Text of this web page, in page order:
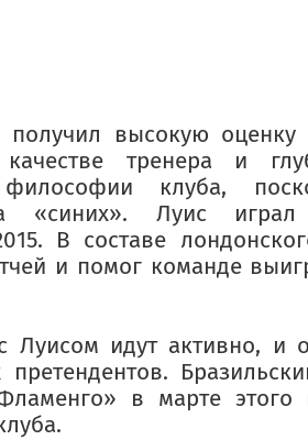
высокую оценку
тренера и
философии клуба,
«синих». Луис
В составе
и помог команде
Луисом идут активно, и
претендентов.
в марте